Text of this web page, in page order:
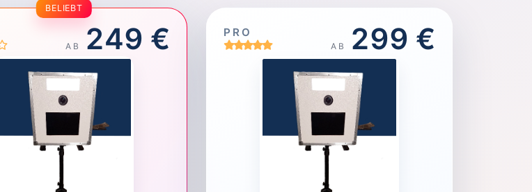
BELIEBT
AB 249 € PRO
AB 299 €